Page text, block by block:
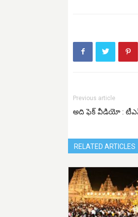
Previous article
అది ఫెక్ వీడియో :
RELATED ARTICLES